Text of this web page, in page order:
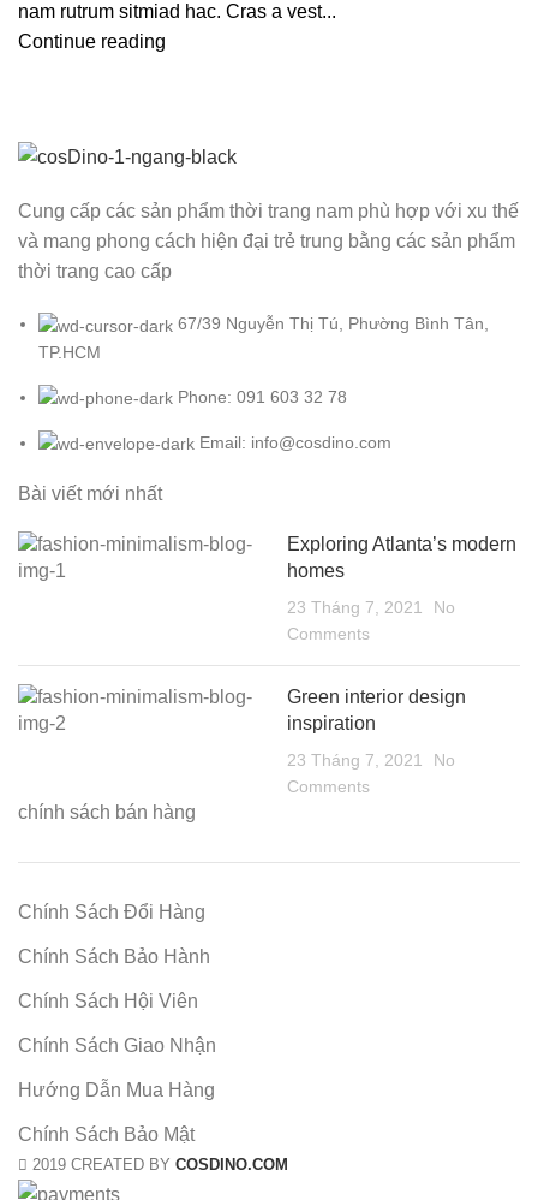
nam rutrum sitmiad hac. Cras a vest...
Continue reading
Cung cấp các sản phẩm thời trang nam phù hợp với xu thế
và mang phong cách hiện đại trẻ trung bằng các sản phẩm
thời trang cao cấp
67/39 Nguyễn Thị Tú, Phường Bình Tân,
TP.HCM
Phone: 091 603 32 78
Email: info@cosdino.com
Bài viết mới nhất
Exploring Atlanta’s modern
homes
23 Tháng 7, 2021
No
Comments
Green interior design
inspiration
23 Tháng 7, 2021
No
Comments
chính sách bán hàng
Chính Sách Đổi Hàng
Chính Sách Bảo Hành
Chính Sách Hội Viên
Chính Sách Giao Nhận
Hướng Dẫn Mua Hàng
Chính Sách Bảo Mật
2019 CREATED BY COSDINO.COM